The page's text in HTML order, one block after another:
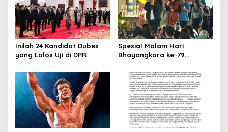
Inilah 24 Kandidat Dubes
yang Lolos Uji di DPR
Spesial Malam Hari
Bhayangkara ke-79,
Konsisten Dorong Ekonomi
dan Dukung UMKM